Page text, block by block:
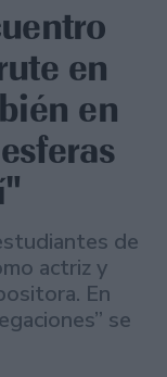
en
en
de
actriz y
En
se